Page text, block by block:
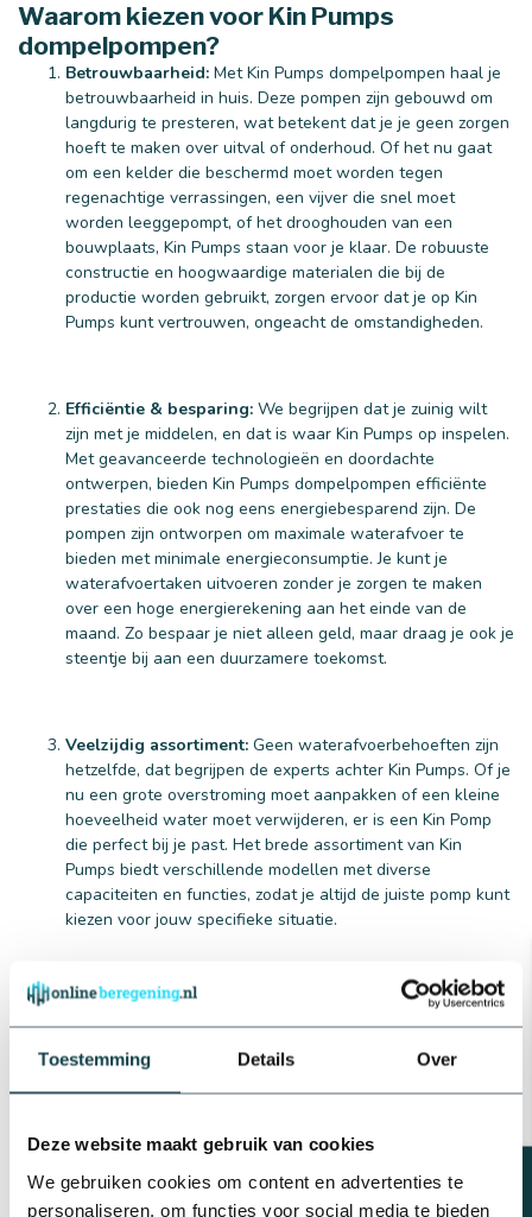
Toestemming Details Over
Deze website maakt gebruik van cookies
We gebruiken cookies om content en advertenties te
personaliseren, om functies voor social media te bieden
Waarom kiezen voor Kin Pumps
dompelpompen?
Betrouwbaarheid: Met Kin Pumps dompelpompen haal je
betrouwbaarheid in huis. Deze pompen zijn gebouwd om
langdurig te presteren, wat betekent dat je je geen zorgen
hoeft te maken over uitval of onderhoud. Of het nu gaat
om een kelder die beschermd moet worden tegen
regenachtige verrassingen, een vijver die snel moet
worden leeggepompt, of het drooghouden van een
bouwplaats, Kin Pumps staan voor je klaar. De robuuste
constructie en hoogwaardige materialen die bij de
productie worden gebruikt, zorgen ervoor dat je op Kin
Pumps kunt vertrouwen, ongeacht de omstandigheden.
Efficiëntie & besparing: We begrijpen dat je zuinig wilt
zijn met je middelen, en dat is waar Kin Pumps op inspelen.
Met geavanceerde technologieën en doordachte
ontwerpen, bieden Kin Pumps dompelpompen efficiënte
prestaties die ook nog eens energiebesparend zijn. De
pompen zijn ontworpen om maximale waterafvoer te
bieden met minimale energieconsumptie. Je kunt je
waterafvoertaken uitvoeren zonder je zorgen te maken
over een hoge energierekening aan het einde van de
maand. Zo bespaar je niet alleen geld, maar draag je ook je
steentje bij aan een duurzamere toekomst.
Veelzijdig assortiment: Geen waterafvoerbehoeften zijn
hetzelfde, dat begrijpen de experts achter Kin Pumps. Of je
nu een grote overstroming moet aanpakken of een kleine
hoeveelheid water moet verwijderen, er is een Kin Pomp
die perfect bij je past. Het brede assortiment van Kin
Pumps biedt verschillende modellen met diverse
capaciteiten en functies, zodat je altijd de juiste pomp kunt
kiezen voor jouw specifieke situatie.
Ons assortiment aan Kin Pumps
voor je waterafvoerbehoeften. Daarom hebben we een
samengesteld. Maak bijvoorbeeld de keuze tussen een